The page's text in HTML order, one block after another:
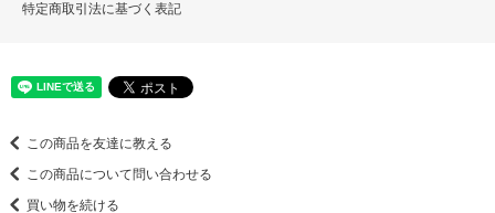
特定商取引法に基づく表記
この商品を友達に教える
この商品について問い合わせる
買い物を続ける